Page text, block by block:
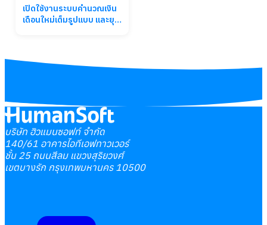
เปิดใช้งานระบบคำนวณเงิน
เดือนใหม่เต็มรูปแบบ และยุติ
บริษัท ฮิวแมนซอฟท์ จำกัด
140/61 อาคารไอทีเอฟทาวเวอร์
ชั้น 25 ถนนสีลม แขวงสุริยวงศ์
เขตบางรัก กรุงเทพมหานคร 10500